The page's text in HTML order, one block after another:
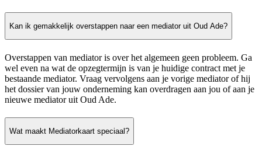
Kan ik gemakkelijk overstappen naar een mediator uit Oud Ade?
Overstappen van mediator is over het algemeen geen probleem. Ga
wel even na wat de opzegtermijn is van je huidige contract met je
bestaande mediator. Vraag vervolgens aan je vorige mediator of hij
het dossier van jouw onderneming kan overdragen aan jou of aan je
nieuwe mediator uit Oud Ade.
Wat maakt Mediatorkaart speciaal?